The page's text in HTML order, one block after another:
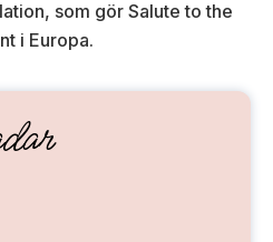
som gör Salute to the
i Europa.